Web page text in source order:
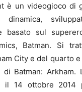
è un videogioco di
dinamica,
basato sul
Batman. Si
City e del quarto
Batman: Arkham.
il 14 ottobre 2014